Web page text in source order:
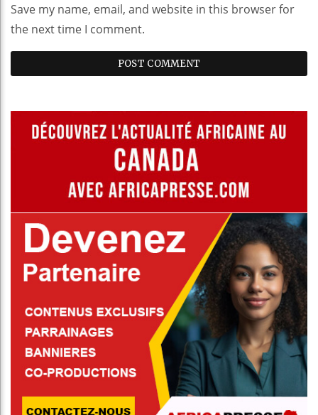
Save my name, email, and website in this browser for
the next time I comment.